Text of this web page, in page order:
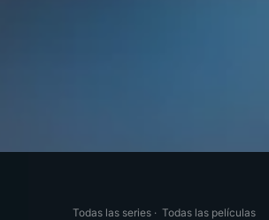
Todas las series · Todas las películas